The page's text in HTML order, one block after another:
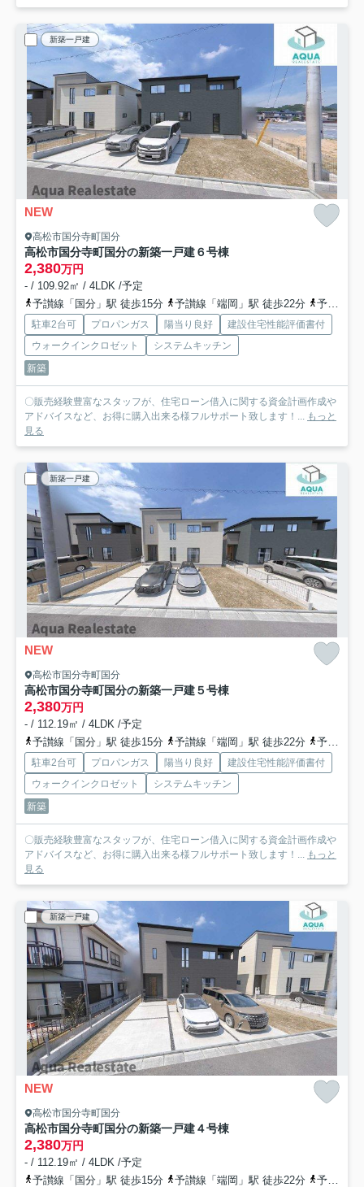
新築一戸建
NEW
高松市国分寺町国分
高松市国分寺町国分の新築一戸建６号棟
2,380万円
- / 109.92㎡ / 4LDK /予定
予讃線「国分」駅 徒歩15分
予讃線「端岡」駅 徒歩22分 予讃線「讃岐府中」駅 徒歩42分
駐車2台可 プロパンガス 陽当り良好
建設住宅性能評価書付
ウォークインクロゼット
システムキッチン
新築
〇販売経験豊富なスタッフが、住宅ローン借入に関する資金計画作成や
アドバイスなど、お得に購入出来る様フルサポート致します！...
もっと
見る
新築一戸建
NEW
高松市国分寺町国分
高松市国分寺町国分の新築一戸建５号棟
2,380万円
- / 112.19㎡ / 4LDK /予定
予讃線「国分」駅 徒歩15分
予讃線「端岡」駅 徒歩22分 予讃線「讃岐府中」駅 徒歩42分
駐車2台可 プロパンガス 陽当り良好
建設住宅性能評価書付
ウォークインクロゼット
システムキッチン
新築
〇販売経験豊富なスタッフが、住宅ローン借入に関する資金計画作成や
アドバイスなど、お得に購入出来る様フルサポート致します！...
もっと
見る
新築一戸建
NEW
高松市国分寺町国分
高松市国分寺町国分の新築一戸建４号棟
2,380万円
- / 112.19㎡ / 4LDK /予定
予讃線「国分」駅 徒歩15分
予讃線「端岡」駅 徒歩22分 予讃線「讃岐府中」駅 徒歩42分